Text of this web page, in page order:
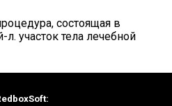
состоящая в
участок тела лечебной